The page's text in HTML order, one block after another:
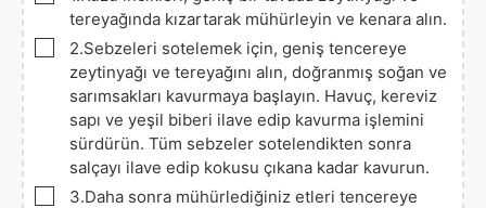
tereyağında kızartarak mühürleyin ve kenara alın.
▢
2.Sebzeleri sotelemek için, geniş tencereye
zeytinyağı ve tereyağını alın, doğranmış soğan ve
sarımsakları kavurmaya başlayın. Havuç, kereviz
sapı ve yeşil biberi ilave edip kavurma işlemini
sürdürün. Tüm sebzeler sotelendikten sonra
salçayı ilave edip kokusu çıkana kadar kavurun.
▢
3.Daha sonra mühürlediğiniz etleri tencereye